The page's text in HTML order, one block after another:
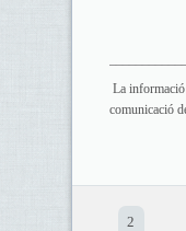
La informació
comunicació
2